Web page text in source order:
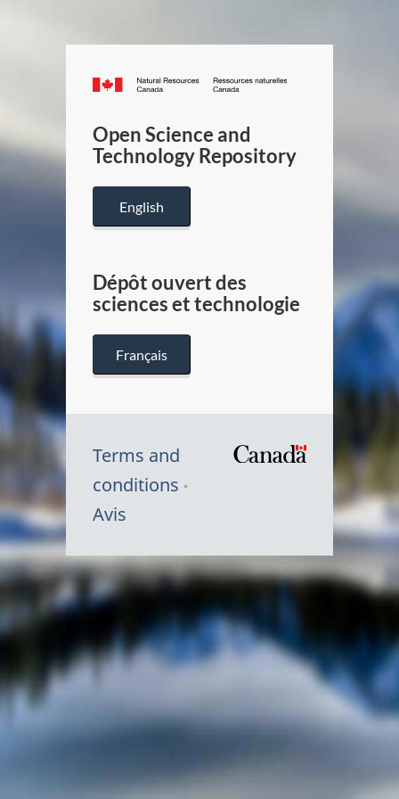
Canada.ca
/
Canada
Open Science and
Technology Repository
English
Dépôt ouvert des
sciences et technologie
Français
Terms and
conditions
Avis
Symbole
du
Canada